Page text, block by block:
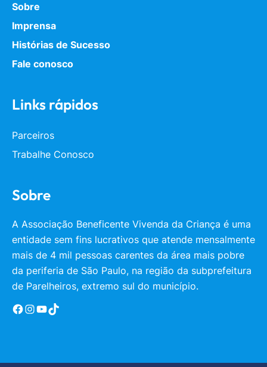
Sobre
Imprensa
Histórias de Sucesso
Fale conosco
Links rápidos
Parceiros
Trabalhe Conosco
Sobre
A Associação Beneficente Vivenda da Criança é uma
entidade sem fins lucrativos que atende mensalmente
mais de 4 mil pessoas carentes da área mais pobre
da periferia de São Paulo, na região da subprefeitura
de Parelheiros, extremo sul do município.
Facebook
Instagram YouTube TikTok